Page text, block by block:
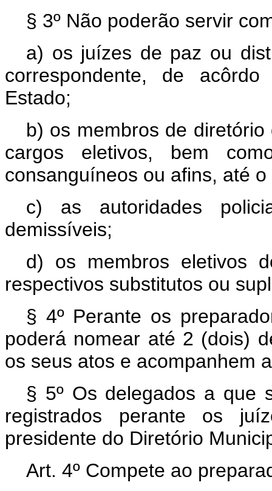
§ 3º Não poderão servir
a) os juízes de paz ou
correspondente, de
Estado;
b) os membros de
cargos eletivos, bem
consanguíneos ou afins, até o
c) as autoridades
demissíveis;
d) os membros eletivos
respectivos substitutos ou
§ 4º Perante os
poderá nomear até 2 (dois)
os seus atos e acompanhem
§ 5º Os delegados a que
registrados perante os
presidente do Diretório
Art. 4º Compete ao